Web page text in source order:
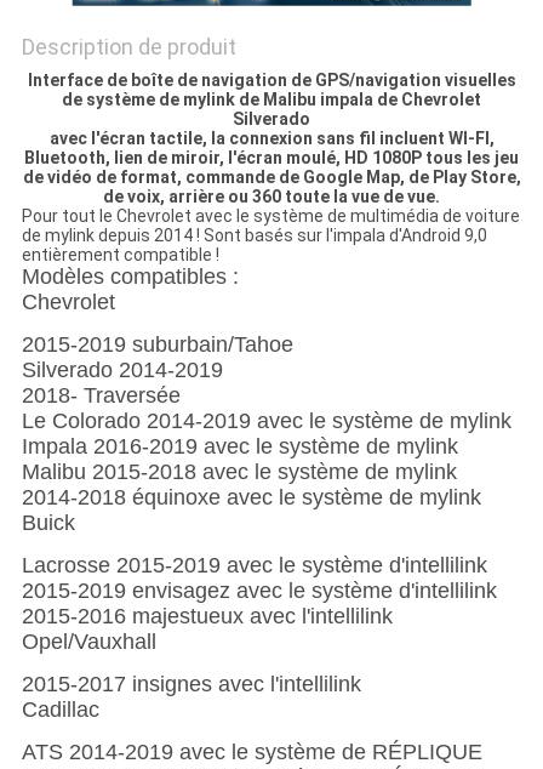
Description de produit
Interface de boîte de navigation de GPS/navigation visuelles
de système de mylink de Malibu impala de Chevrolet
Silverado
avec l'écran tactile, la connexion sans fil incluent WI-FI,
Bluetooth, lien de miroir, l'écran moulé, HD 1080P tous les jeu
de vidéo de format, commande de Google Map, de Play Store,
de voix, arrière ou 360 toute la vue de vue.
Pour tout le Chevrolet avec le système de multimédia de voiture
de mylink depuis 2014 ! Sont basés sur l'impala d'Android 9,0
entièrement compatible !
Modèles compatibles :
Chevrolet
2015-2019 suburbain/Tahoe
Silverado 2014-2019
2018- Traversée
Le Colorado 2014-2019 avec le système de mylink
Impala 2016-2019 avec le système de mylink
Malibu 2015-2018 avec le système de mylink
2014-2018 équinoxe avec le système de mylink
Buick
Lacrosse 2015-2019 avec le système d'intellilink
2015-2019 envisagez avec le système d'intellilink
2015-2016 majestueux avec l'intellilink
Opel/Vauxhall
2015-2017 insignes avec l'intellilink
Cadillac
ATS 2014-2019 avec le système de RÉPLIQUE